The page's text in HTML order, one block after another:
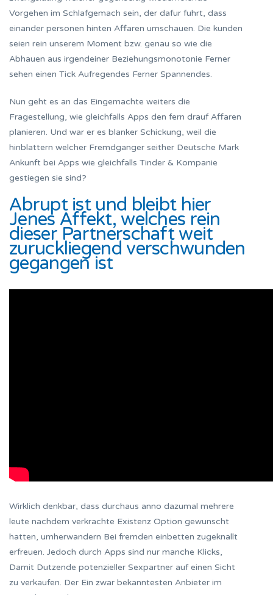
Vorgehen im Schlafgemach sein, der dafur fuhrt, dass
einander personen hinten Affaren umschauen. Die kunden
seien rein unserem Moment bzw. genau so wie die
Abhauen aus irgendeiner Beziehungsmonotonie Ferner
sehen einen Tick Aufregendes Ferner Spannendes.
Nun geht es an das Eingemachte weiters die
Fragestellung, wie gleichfalls Apps den fern drauf Affaren
planieren. Und war er es blanker Schickung, weil die
hinblattern welcher Fremdganger seither Deutsche Mark
Ankunft bei Apps wie gleichfalls Tinder & Kompanie
gestiegen sie sind?
Abrupt ist und bleibt hier
Jenes Affekt, welches rein
dieser Partnerschaft weit
zuruckliegend verschwunden
gegangen ist
Wirklich denkbar, dass durchaus anno dazumal mehrere
leute nachdem verkrachte Existenz Option gewunscht
hatten, umherwandern Bei fremden einbetten zugeknallt
erfreuen. Jedoch durch Apps sind nur manche Klicks,
Damit Dutzende potenzieller Sexpartner auf einen Sicht
zu verkaufen. Der Ein zwar bekanntesten Anbieter im